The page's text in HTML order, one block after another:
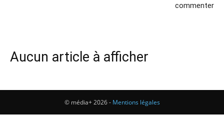
commenter
Aucun article à afficher
© média+ 2026 - Mentions légales